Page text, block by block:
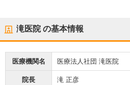
滝医院の基本情報
医療機関名 医療法人社団 滝医院
院長 滝 正彦